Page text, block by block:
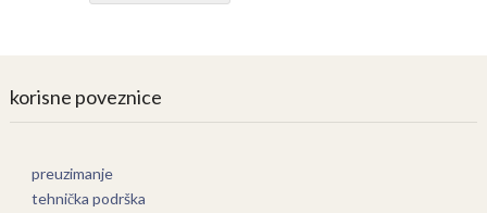
korisne poveznice
preuzimanje
tehnička podrška